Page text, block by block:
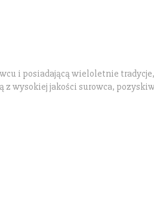
i posiadającą wieloletnie tradycje,
wysokiej jakości surowca,